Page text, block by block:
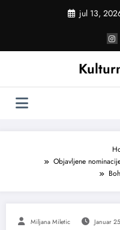
jul 13,
Objavljene
Miljana Miletic Januar